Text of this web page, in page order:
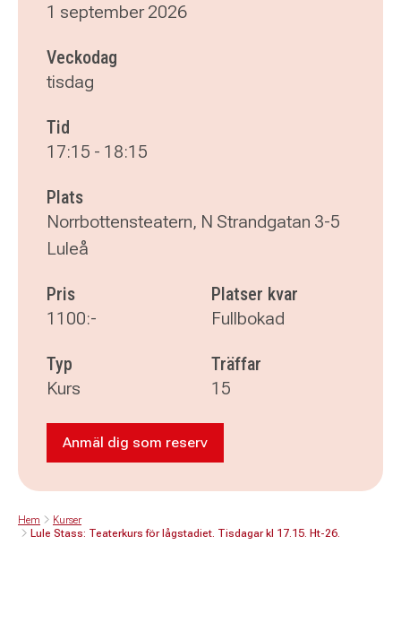
1 september 2026
Veckodag
tisdag
Tid
17:15 - 18:15
Plats
Norrbottensteatern, N Strandgatan 3-5
Luleå
Pris
1100:-
Platser kvar
Fullbokad
Typ
Kurs
Träffar
15
Anmäl dig som reserv till Lule Stass:
Anmäl dig som reserv
Hem
Kurser
Lule Stass: Teaterkurs för lågstadiet. Tisdagar kl 17.15. Ht-26.